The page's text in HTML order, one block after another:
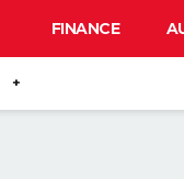
FINANCE
+